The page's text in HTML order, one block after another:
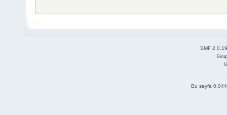
SMF 2.0.19
Bu sayfa